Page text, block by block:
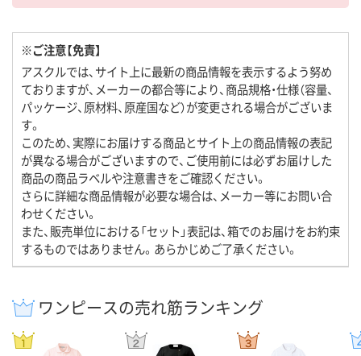
※ご注意【免責】
アスクルでは、サイト上に最新の商品情報を表示するよう努め
ておりますが、メーカーの都合等により、商品規格・仕様（容量、
パッケージ、原材料、原産国など）が変更される場合がございま
す。
このため、実際にお届けする商品とサイト上の商品情報の表記
が異なる場合がございますので、ご使用前には必ずお届けした
商品の商品ラベルや注意書きをご確認ください。
さらに詳細な商品情報が必要な場合は、メーカー等にお問い合
わせください。
また、販売単位における「セット」表記は、箱でのお届けをお約束
するものではありません。あらかじめご了承ください。
ワンピースの売れ筋ランキング